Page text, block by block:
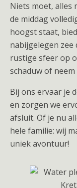
Niets moet, alles
de middag
hoogst staat,
nabijgelegen zee
rustige sfeer op
schaduw of
Bij ons ervaar je
en zorgen we
afsluit. Of je nu
hele familie: wij
uniek avontuur!